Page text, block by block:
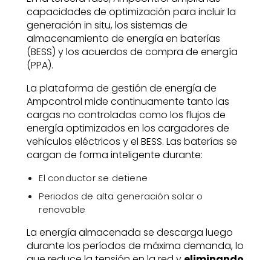
capacidades de optimización para incluir la
generación in situ, los sistemas de
almacenamiento de energía en baterías
(BESS) y los acuerdos de compra de energía
(PPA).
La plataforma de gestión de energía de
Ampcontrol mide continuamente tanto las
cargas no controladas como los flujos de
energía optimizados en los cargadores de
vehículos eléctricos y el BESS. Las baterías se
cargan de forma inteligente durante:
El conductor se detiene
Periodos de alta generación solar o
renovable
La energía almacenada se descarga luego
durante los períodos de máxima demanda, lo